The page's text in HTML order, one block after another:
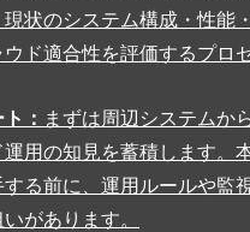
状のシステム構成・性能
ド適合性を評価するプロ
： まずは周辺システムか
用の知見を蓄積します。
る前に、運用ルールや監
があります。